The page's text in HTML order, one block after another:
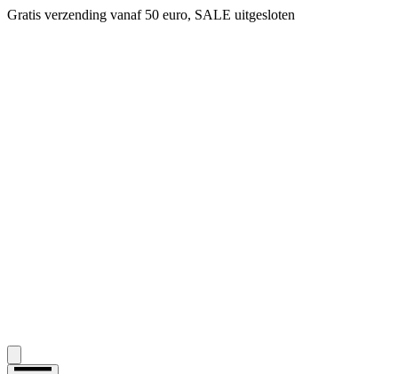
Gratis verzending vanaf 50 euro, SALE uitgesloten